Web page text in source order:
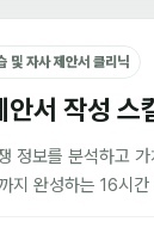
및 자사 제안서 클리닉
서 작성 스
정보를 분석하고
지 완성하는 16시